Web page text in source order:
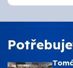
Vzorníky